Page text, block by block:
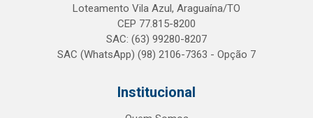
Loteamento Vila Azul, Araguaína/TO
CEP 77.815-8200
SAC: (63) 99280-8207
SAC (WhatsApp) (98) 2106-7363 - Opção 7
Institucional